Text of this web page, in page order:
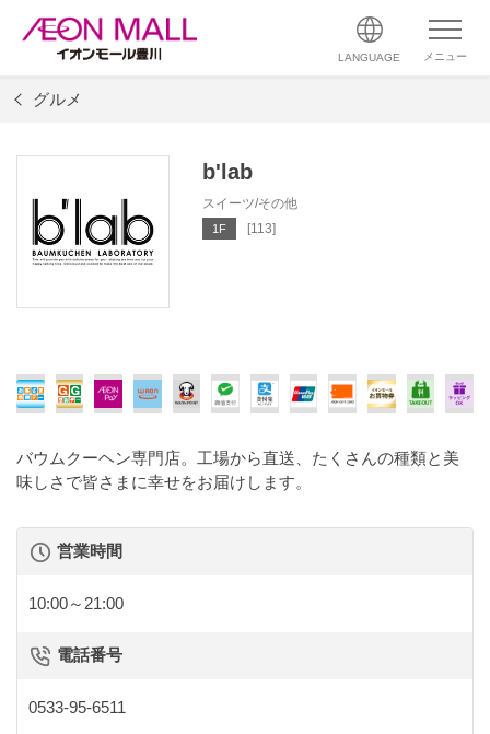
LANGUAGE メニュー
グルメ
b'lab
スイーツ/その他
1F [113]
バウムクーヘン専門店。工場から直送、たくさんの種類と美
味しさで皆さまに幸せをお届けします。
営業時間
10:00～21:00
電話番号
0533-95-6511